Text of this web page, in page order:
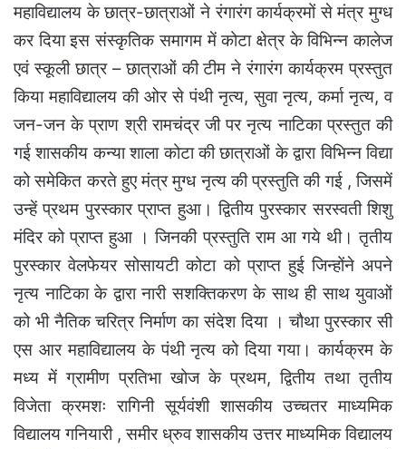
महाविद्यालय के छात्र-छात्राओं ने रंगारंग कार्यक्रमों से मंत्र मुग्ध
कर दिया इस संस्कृतिक समागम में कोटा क्षेत्र के विभिन्न कालेज
एवं स्कूली छात्र – छात्राओं की टीम ने रंगारंग कार्यक्रम प्रस्तुत
किया महाविद्यालय की ओर से पंथी नृत्य, सुवा नृत्य, कर्मा नृत्य, व
जन-जन के प्राण श्री रामचंद्र जी पर नृत्य नाटिका प्रस्तुत की
गई शासकीय कन्या शाला कोटा की छात्राओं के द्वारा विभिन्न विद्या
को समेकित करते हुए मंत्र मुग्ध नृत्य की प्रस्तुति की गई , जिसमें
उन्हें प्रथम पुरस्कार प्राप्त हुआ। द्वितीय पुरस्कार सरस्वती शिशु
मंदिर को प्राप्त हुआ । जिनकी प्रस्तुति राम आ गये थी। तृतीय
पुरस्कार वेलफेयर सोसायटी कोटा को प्राप्त हुई जिन्होंने अपने
नृत्य नाटिका के द्वारा नारी सशक्तिकरण के साथ ही साथ युवाओं
को भी नैतिक चरित्र निर्माण का संदेश दिया । चौथा पुरस्कार सी
एस आर महाविद्यालय के पंथी नृत्य को दिया गया। कार्यक्रम के
मध्य में ग्रामीण प्रतिभा खोज के प्रथम, द्वितीय तथा तृतीय
विजेता क्रमशः रागिनी सूर्यवंशी शासकीय उच्चतर माध्यमिक
विद्यालय गनियारी , समीर ध्रुव शासकीय उत्तर माध्यमिक विद्यालय